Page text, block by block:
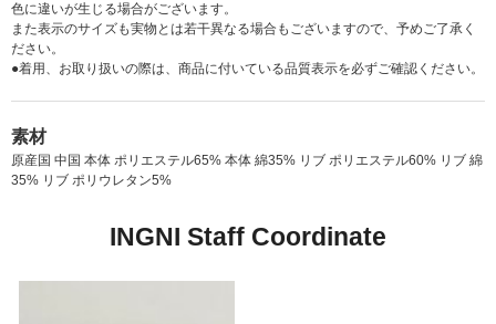
色に違いが生じる場合がございます。
また表示のサイズも実物とは若干異なる場合もございますので、予めご了承く
ださい。
●着用、お取り扱いの際は、商品に付いている品質表示を必ずご確認ください。
素材
原産国 中国 本体 ポリエステル65% 本体 綿35% リブ ポリエステル60% リブ 綿
35% リブ ポリウレタン5%
INGNI Staff Coordinate